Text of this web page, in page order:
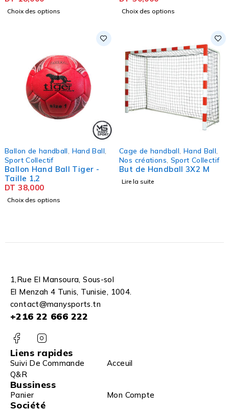
Choix des options Choix des options
Ballon de handball Hand Ball
Sport Collectif
Ballon Hand Ball Tiger -
Taille 1,2
DT 38,000
Choix des options
Cage de handball Hand Ball
Nos créations Sport Collectif
But de Handball 3X2 M
Lire la suite
1,Rue El Mansoura, Sous-sol
El Menzah 4 Tunis, Tunisie, 1004.
contact@manysports.tn
+216 22 666 222
Liens rapides
Suivi De Commande
Acceuil
Q&R
Bussiness
Panier Mon Compte
Société